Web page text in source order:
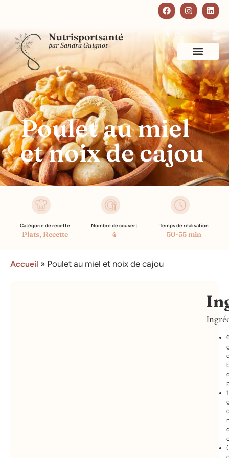
Nutrisportsanté
par Sandra Guignot
Poulet au miel
et noix de cajou
Catégorie de recette
Plats, Recette
Nombre de couvert
4
Temps de réalisation
50-55 min
Accueil » Poulet au miel et noix de cajou